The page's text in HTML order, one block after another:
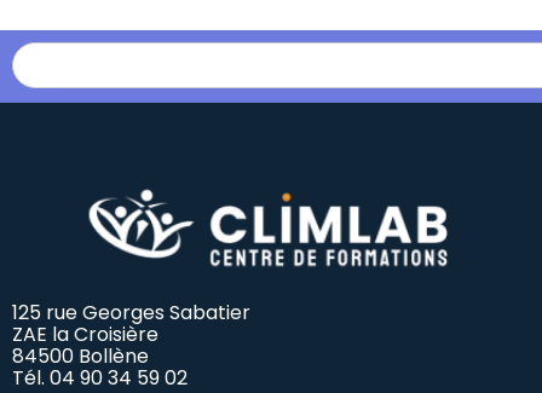
125 rue Georges Sabatier
ZAE la Croisière
84500 Bollène
Tél. 04 90 34 59 02